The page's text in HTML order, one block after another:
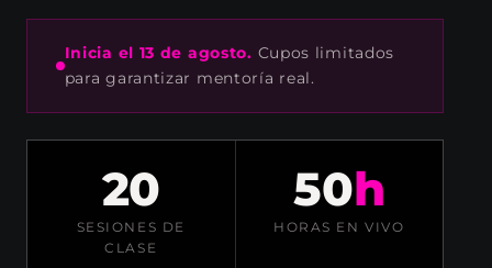
Inicia el 13 de agosto. Cupos limitados
para garantizar mentoría real.
20
SESIONES DE
CLASE
50h
HORAS EN VIVO